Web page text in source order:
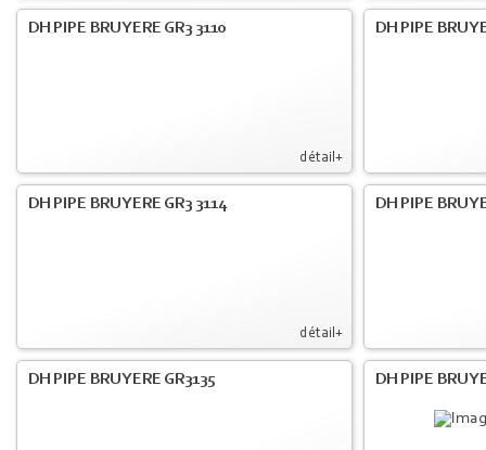
détail+
DH PIPE BRUYERE GR3 3110 DH PIPE
détail+
DH PIPE BRUYERE GR3 3114 DH PIPE
DH PIPE BRUYERE GR3135 DH PIPE